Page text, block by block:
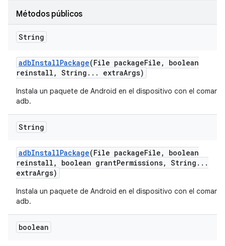
Métodos públicos
String
adbInstallPackage(File packageFile ,
boolean
reinstall , String . . . extraArgs)
Instala un paquete de Android en el dispositivo con el
adb.
String
adbInstallPackage(File packageFile ,
boolean
reinstall , boolean grantPermissions, String . . .
extraArgs)
Instala un paquete de Android en el dispositivo con el
adb.
boolean